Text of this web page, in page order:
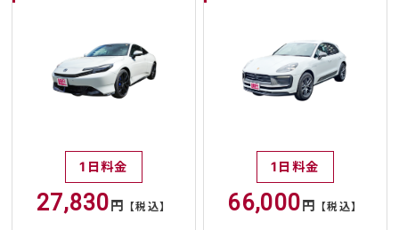
1日料金
27,830 円 【税込】
1日料金
66,000 円 【税込】